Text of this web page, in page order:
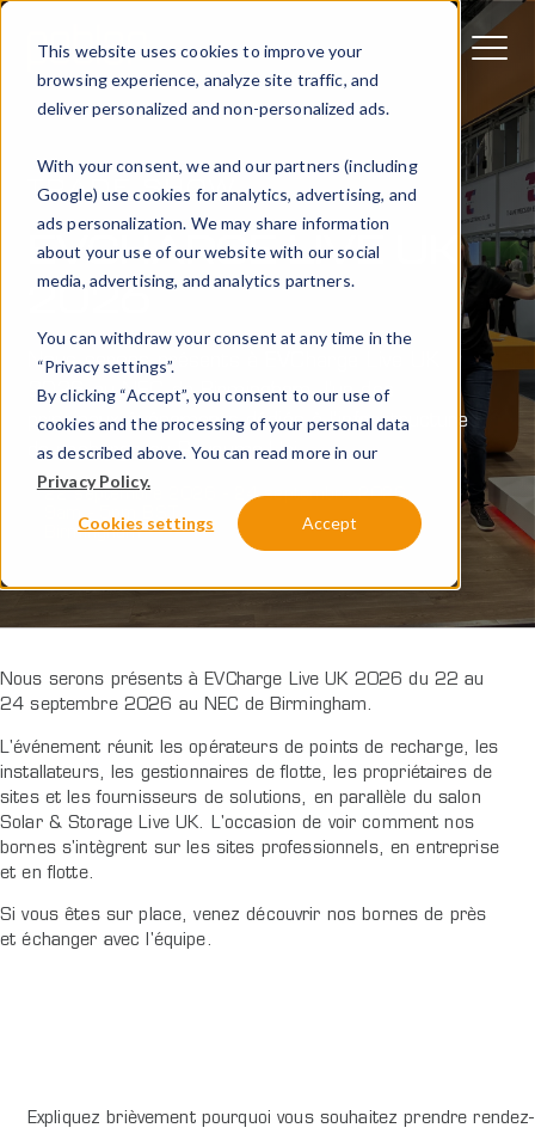
This website uses cookies to improve your
browsing experience, analyze site traffic, and
deliver personalized and non-personalized ads.
With your consent, we and our partners (including
Google) use cookies for analytics, advertising, and
ads personalization. We may share information
about your use of our website with our social
media, advertising, and analytics partners.
You can withdraw your consent at any time in the
“Privacy settings”.
By clicking “Accept”, you consent to our use of
cookies and the processing of your personal data
as described above. You can read more in our
Privacy Policy.
Cookies settings Accept
TRADE SHOW
EVCHARGE LIVE UK
2026
Nous serons présents à EVCharge Live UK
2026 au NEC de Birmingham, l'un des
principaux événements dédiés à l'infrastructure
de recharge au Royaume-Uni.
22 septembre 2026 - 24 septembre 2026
9am - 5pm BST
Birmingham
Nous serons présents à EVCharge Live UK 2026 du 22 au
24 septembre 2026 au NEC de Birmingham.
L'événement réunit les opérateurs de points de recharge, les
installateurs, les gestionnaires de flotte, les propriétaires de
sites et les fournisseurs de solutions, en parallèle du salon
Solar & Storage Live UK. L'occasion de voir comment nos
bornes s'intègrent sur les sites professionnels, en entreprise
et en flotte.
Si vous êtes sur place, venez découvrir nos bornes de près
et échanger avec l'équipe.
Expliquez brièvement pourquoi vous souhaitez prendre rendez-